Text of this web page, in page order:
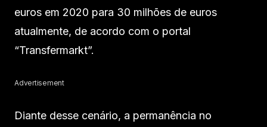
euros em 2020 para 30 milhões de euros
atualmente, de acordo com o portal
“Transfermarkt”.
Advertisement
Diante desse cenário, a permanência no